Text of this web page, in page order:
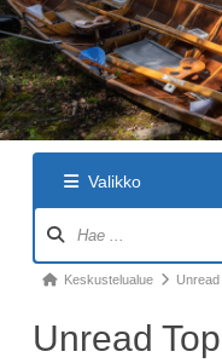
Valikko
Keskustelualue
Unread